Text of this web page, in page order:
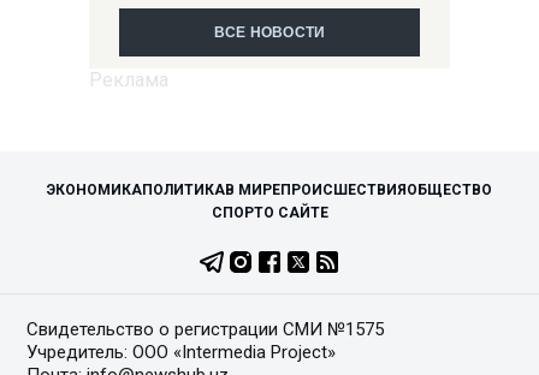
ВСЕ НОВОСТИ
ЭКОНОМИКАПОЛИТИКАВ МИРЕПРОИСШЕСТВИЯОБЩЕСТВО
СПОРТО САЙТЕ
Свидетельство о регистрации СМИ №1575
Учредитель: ООО «Intermedia Project»